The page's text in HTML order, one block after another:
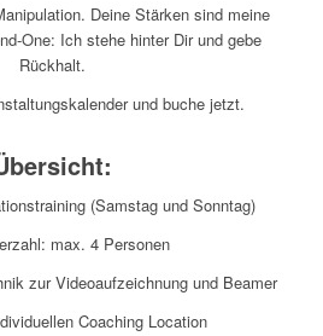
Deine Stärken sind meine
One: Ich stehe hinter Dir und gebe
Rückhalt.
und buche jetzt.
(Samstag und Sonntag)
max. 4 Personen
zur Videoaufzeichnung und Beamer
Coaching Location